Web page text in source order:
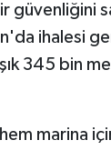
güvenliğini
ihalesi
345 bin
marina